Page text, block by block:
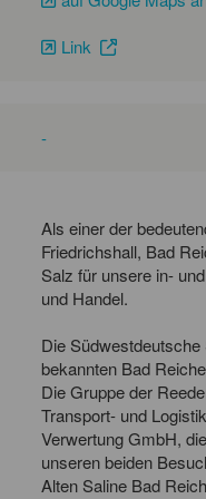
Link
-
Als einer der
Friedrichshall, Bad
Salz für unsere in-
und Handel.
Die
bekannten Bad
Die Gruppe der
Transport- und
Verwertung GmbH,
unseren beiden
Alten Saline Bad